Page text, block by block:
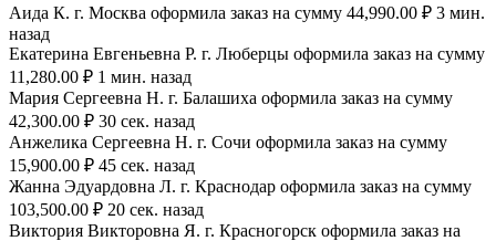
Аида К. г. Москва оформила заказ на сумму 44,990.00 ₽ 3 мин.
назад
Екатерина Евгеньевна Р. г. Люберцы оформила заказ на сумму
11,280.00 ₽ 1 мин. назад
Мария Сергеевна H. г. Балашиха оформила заказ на сумму
42,300.00 ₽ 30 сек. назад
Анжелика Сергеевна Н. г. Сочи оформила заказ на сумму
15,900.00 ₽ 45 сек. назад
Жанна Эдуардовна Л. г. Краснодар оформила заказ на сумму
103,500.00 ₽ 20 сек. назад
Виктория Викторовна Я. г. Красногорск оформила заказ на